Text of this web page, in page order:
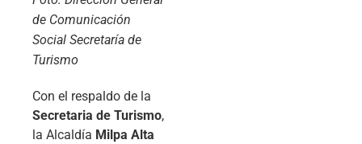
de Comunicación
Social Secretaría de
Turismo
Con el respaldo de la
Secretaria de Turismo,
la Alcaldía Milpa Alta